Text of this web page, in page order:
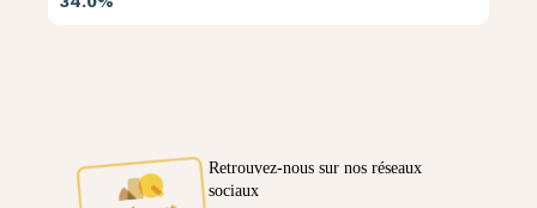
Retrouvez-nous sur nos réseaux
sociaux